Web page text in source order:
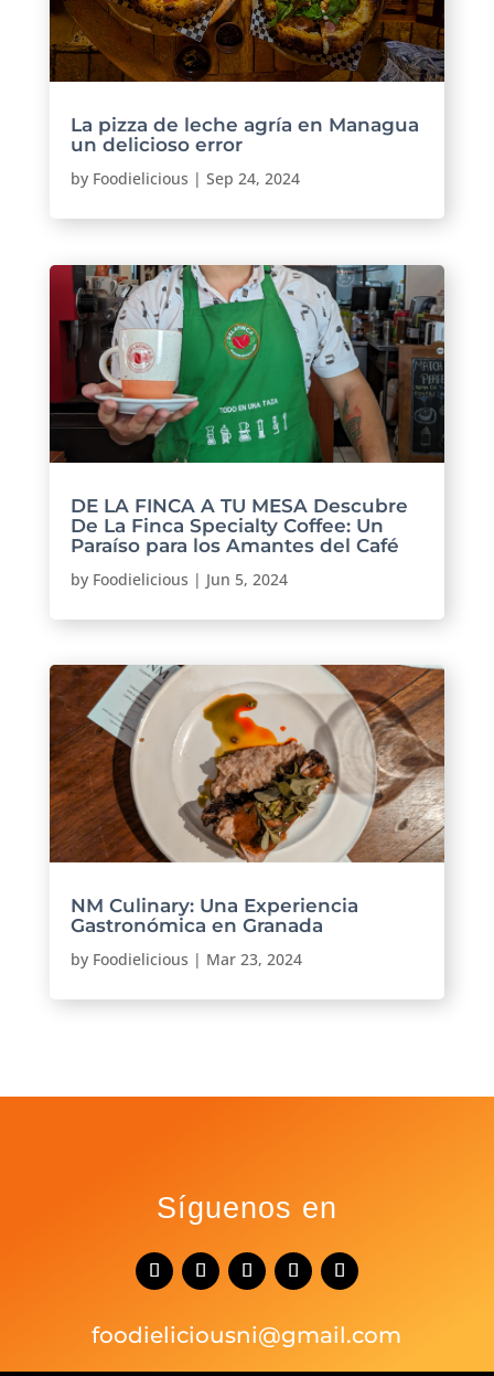
La pizza de leche agría en Managua
un delicioso error
by Foodielicious | Sep 24, 2024
DE LA FINCA A TU MESA Descubre
De La Finca Specialty Coffee: Un
Paraíso para los Amantes del Café
by Foodielicious | Jun 5, 2024
NM Culinary: Una Experiencia
Gastronómica en Granada
by Foodielicious | Mar 23, 2024
Síguenos en
foodieliciousni@gmail.com